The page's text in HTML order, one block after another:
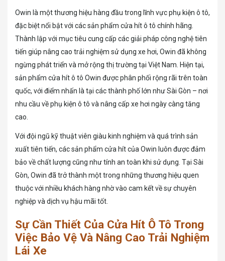
Owin là một thương hiệu hàng đầu trong lĩnh vực phụ kiện ô tô,
đặc biệt nổi bật với các sản phẩm cửa hít ô tô chính hãng.
Thành lập với mục tiêu cung cấp các giải pháp công nghệ tiên
tiến giúp nâng cao trải nghiệm sử dụng xe hơi, Owin đã không
ngừng phát triển và mở rộng thị trường tại Việt Nam. Hiện tại,
sản phẩm cửa hít ô tô Owin được phân phối rộng rãi trên toàn
quốc, với điểm nhấn là tại các thành phố lớn như Sài Gòn – nơi
nhu cầu về phụ kiện ô tô và nâng cấp xe hơi ngày càng tăng
cao.
Với đội ngũ kỹ thuật viên giàu kinh nghiệm và quá trình sản
xuất tiên tiến, các sản phẩm cửa hít của Owin luôn được đảm
bảo về chất lượng cũng như tính an toàn khi sử dụng. Tại Sài
Gòn, Owin đã trở thành một trong những thương hiệu quen
thuộc với nhiều khách hàng nhờ vào cam kết về sự chuyên
nghiệp và dịch vụ hậu mãi tốt.
Sự Cần Thiết Của Cửa Hít Ô Tô Trong
Việc Bảo Vệ Và Nâng Cao Trải Nghiệm
Lái Xe